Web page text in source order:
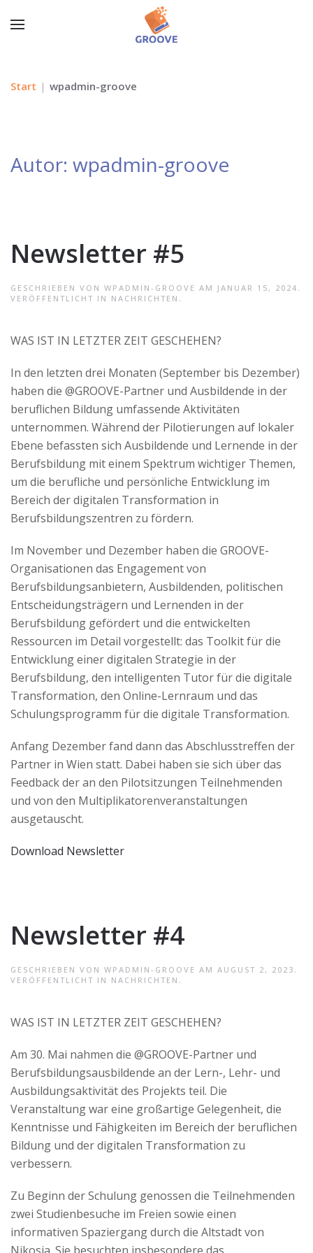
Start wpadmin-groove
Autor: wpadmin-groove
Newsletter #5
GESCHRIEBEN VON WPADMIN-GROOVE AM JANUAR 15, 2024 .
VERÖFFENTLICHT IN NACHRICHTEN .
WAS IST IN LETZTER ZEIT GESCHEHEN?
In den letzten drei Monaten (September bis Dezember)
haben die @GROOVE-Partner und Ausbildende in der
beruflichen Bildung umfassende Aktivitäten
unternommen. Während der Pilotierungen auf lokaler
Ebene befassten sich Ausbildende und Lernende in der
Berufsbildung mit einem Spektrum wichtiger Themen,
um die berufliche und persönliche Entwicklung im
Bereich der digitalen Transformation in
Berufsbildungszentren zu fördern.
Im November und Dezember haben die GROOVE-
Organisationen das Engagement von
Berufsbildungsanbietern, Ausbildenden, politischen
Entscheidungsträgern und Lernenden in der
Berufsbildung gefördert und die entwickelten
Ressourcen im Detail vorgestellt: das Toolkit für die
Entwicklung einer digitalen Strategie in der
Berufsbildung, den intelligenten Tutor für die digitale
Transformation, den Online-Lernraum und das
Schulungsprogramm für die digitale Transformation.
Anfang Dezember fand dann das Abschlusstreffen der
Partner in Wien statt. Dabei haben sie sich über das
Feedback der an den Pilotsitzungen Teilnehmenden
und von den Multiplikatorenveranstaltungen
ausgetauscht.
Download Newsletter
Newsletter #4
GESCHRIEBEN VON WPADMIN-GROOVE AM AUGUST 2, 2023 .
VERÖFFENTLICHT IN NACHRICHTEN .
WAS IST IN LETZTER ZEIT GESCHEHEN?
Am 30. Mai nahmen die @GROOVE-Partner und
Berufsbildungsausbildende an der Lern-, Lehr- und
Ausbildungsaktivität des Projekts teil. Die
Veranstaltung war eine großartige Gelegenheit, die
Kenntnisse und Fähigkeiten im Bereich der beruflichen
Bildung und der digitalen Transformation zu
verbessern.
Zu Beginn der Schulung genossen die Teilnehmenden
zwei Studienbesuche im Freien sowie einen
informativen Spaziergang durch die Altstadt von